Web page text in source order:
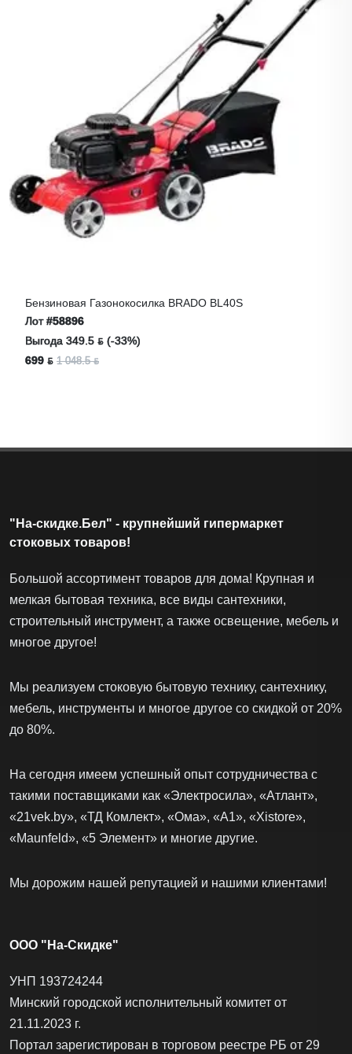
Бензиновая Газонокосилка BRADO BL40S
Лот#58896
Выгода 349.5 ƃ (-33%)
699 ƃ 1 048.5 ƃ
"На-скидке.Бел" - крупнейший гипермаркет
стоковых товаров!
Большой ассортимент товаров для дома! Крупная и
мелкая бытовая техника, все виды сантехники,
строительный инструмент, а также освещение, мебель и
многое другое!
Мы реализуем стоковую бытовую технику, сантехнику,
мебель, инструменты и многое другое со скидкой от 20%
до 80%.
На сегодня имеем успешный опыт сотрудничества с
такими поставщиками как «Электросила», «Атлант»,
«21vek.by», «ТД Комлект», «Ома», «А1», «Xistore»,
«Maunfeld», «5 Элемент» и многие другие.
Мы дорожим нашей репутацией и нашими клиентами!
ООО "На-Скидке"
УНП 193724244
Минский городской исполнительный комитет от
21.11.2023 г.
Портал зарегистирован в торговом реестре РБ от 29